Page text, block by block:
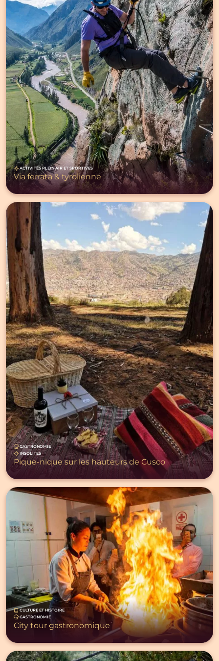
ACTIVITÉS PLEIN AIR ET SPORTIVES
Via ferrata & tyrolienne
GASTRONOMIE
INSOLITES
Pique-nique sur les hauteurs de Cusco
CULTURE ET HISTOIRE
GASTRONOMIE
City tour gastronomique